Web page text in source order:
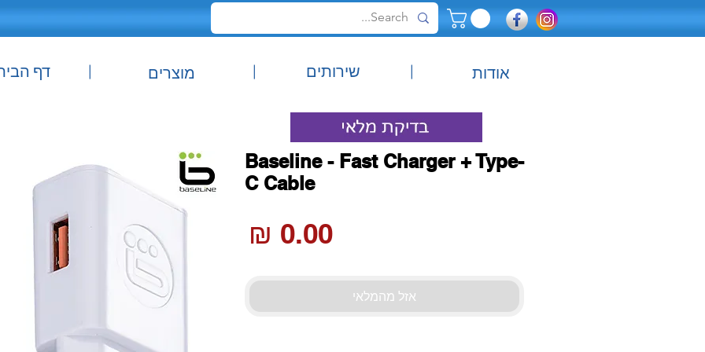
|
|
| אודות שירותים דף מוצרים
Baseline - Fast Charger + Type-
C Cable
אזל מהמלאי